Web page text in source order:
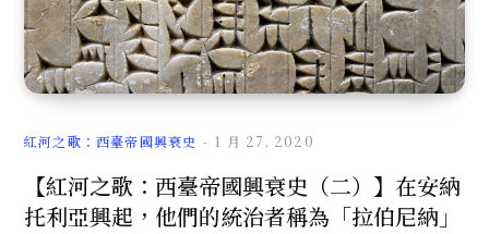
紅河之歌：西臺帝國興衰史 1 月 27, 2020
【紅河之歌：西臺帝國興衰史（二）】在安納
托利亞興起，他們的統治者稱為「拉伯尼納」